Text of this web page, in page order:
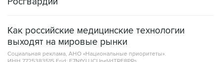
Как российские медицинские технологии
Социальная реклама, АНО «Национальные приоритеты».
ИНН 7725383515 Erid: F7NfYUJCUneVdTRF8PRs